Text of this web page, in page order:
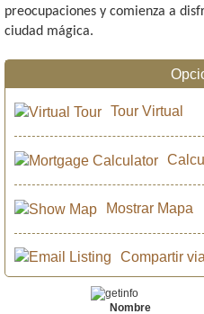
preocupaciones y comienza a
ciudad mágica.
Tour Virtual
Mostrar Mapa
Compartir
Nombre